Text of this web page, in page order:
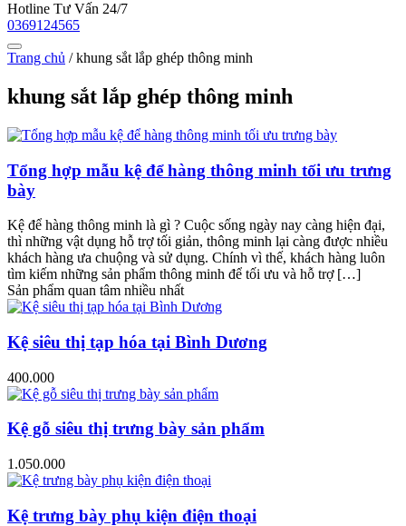
Hotline Tư Vấn 24/7
0369124565
Trang chủ /khung sắt lắp ghép thông minh
khung sắt lắp ghép thông minh
Tổng hợp mẫu kệ để hàng thông minh tối ưu trưng
bày
Kệ để hàng thông minh là gì ? Cuộc sống ngày nay càng hiện đại,
thì những vật dụng hỗ trợ tối giản, thông minh lại càng được nhiều
khách hàng ưa chuộng và sử dụng. Chính vì thế, khách hàng luôn
tìm kiếm những sản phẩm thông minh để tối ưu và hỗ trợ […]
Sản phẩm quan tâm nhiều nhất
Kệ siêu thị tạp hóa tại Bình Dương
400.000
Kệ gỗ siêu thị trưng bày sản phẩm
1.050.000
Kệ trưng bày phụ kiện điện thoại